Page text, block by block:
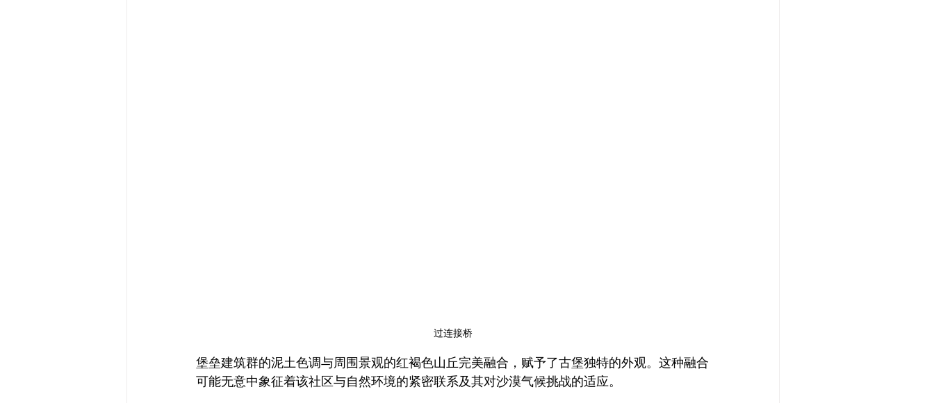
过连接桥
堡垒建筑群的泥土色调与周围景观的红褐色山丘完美融合，赋予了古堡独特的外观。这种融合
可能无意中象征着该社区与自然环境的紧密联系及其对沙漠气候挑战的适应。